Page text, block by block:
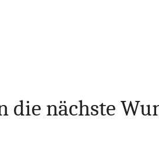
die nächste